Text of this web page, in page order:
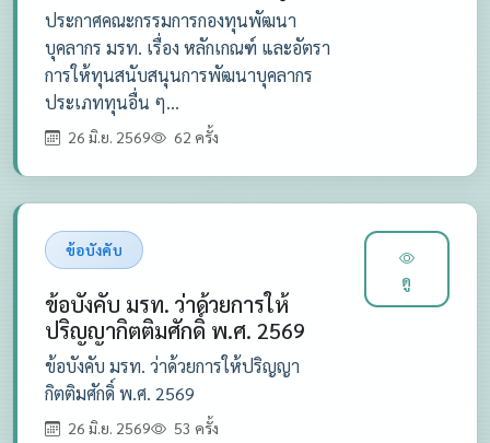
ประกาศคณะกรรมการกองทุนพัฒนา
บุคลากร มรท. เรื่อง หลักเกณฑ์ และอัตรา
การให้ทุนสนับสนุนการพัฒนาบุคลากร
ประเภททุนอื่น ๆ...
26 มิ.ย. 2569 62 ครั้ง
ข้อบังคับ
ข้อบังคับ มรท. ว่าด้วยการให้
ปริญญากิตติมศักดิ์ พ.ศ. 2569
ข้อบังคับ มรท. ว่าด้วยการให้ปริญญา
กิตติมศักดิ์ พ.ศ. 2569
26 มิ.ย. 2569 53 ครั้ง
ดู